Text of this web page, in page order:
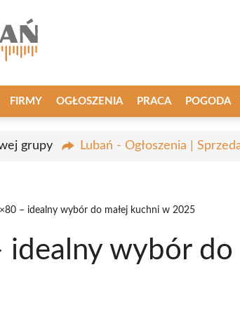
FIRMY OGŁOSZENIA PRACA POGODA
grupy Lubań - Ogłoszenia |
– idealny wybór do małej kuchni w 2025
idealny wybór do